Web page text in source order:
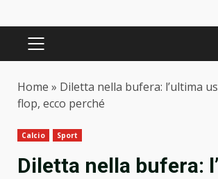
PRIMARY
Home » Diletta nella bufera: l’ultima
flop, ecco perché
Calcio Sport
Diletta nella bufera: